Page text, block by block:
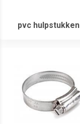
pvc hulpstukken